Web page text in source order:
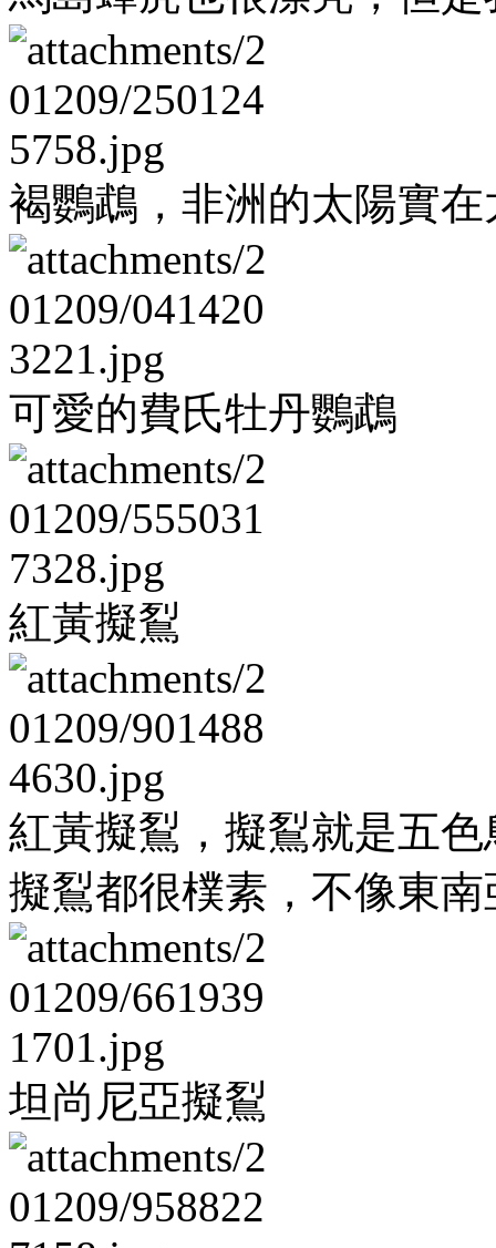
褐鸚鵡，非洲的太陽實
可愛的費氏牡丹鸚鵡
紅黃擬鴷
紅黃擬鴷，擬鴷就是五
擬鴷都很樸素，不像東
坦尚尼亞擬鴷